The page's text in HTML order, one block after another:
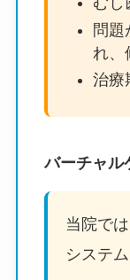
問題
れ、
治療
バーチャル
当院では
システ